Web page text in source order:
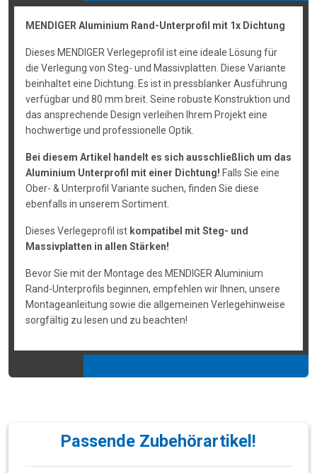
MENDIGER Aluminium Rand-Unterprofil mit 1x Dichtung
Dieses MENDIGER Verlegeprofil ist eine ideale Lösung für
die Verlegung von Steg- und Massivplatten. Diese Variante
beinhaltet eine Dichtung. Es ist in pressblanker Ausführung
verfügbar und 80 mm breit. Seine robuste Konstruktion und
das ansprechende Design verleihen Ihrem Projekt eine
hochwertige und professionelle Optik.
Bei diesem Artikel handelt es sich ausschließlich um das
Aluminium Unterprofil mit einer Dichtung! Falls Sie eine
Ober- & Unterprofil Variante suchen, finden Sie diese
ebenfalls in unserem Sortiment.
Dieses Verlegeprofil ist kompatibel mit Steg- und
Massivplatten in allen Stärken!
Bevor Sie mit der Montage des MENDIGER Aluminium
Rand-Unterprofils beginnen, empfehlen wir Ihnen, unsere
Montageanleitung sowie die allgemeinen Verlegehinweise
sorgfältig zu lesen und zu beachten!
Passende Zubehörartikel!